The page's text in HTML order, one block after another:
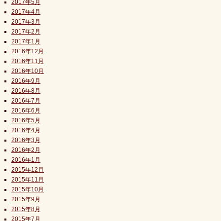
2017年5月
2017年4月
2017年3月
2017年2月
2017年1月
2016年12月
2016年11月
2016年10月
2016年9月
2016年8月
2016年7月
2016年6月
2016年5月
2016年4月
2016年3月
2016年2月
2016年1月
2015年12月
2015年11月
2015年10月
2015年9月
2015年8月
2015年7月